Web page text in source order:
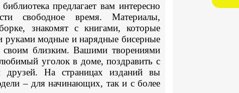
предлагает вам интересно
свободное время. Материалы,
знакомят с книгами, которые
руками модные инарядные бисерные
близким.Вашими творениями
уголок в доме, поздравить с
На страницах изданий вы
– для начинающих, так и с более